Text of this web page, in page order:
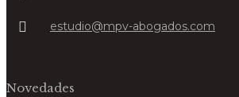
estudio@mpv-abogados.com
Novedades